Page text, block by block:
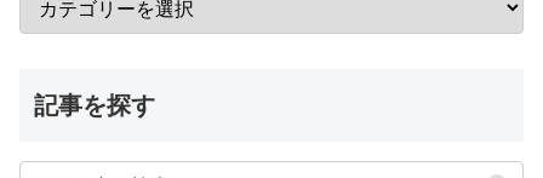
記事を探す